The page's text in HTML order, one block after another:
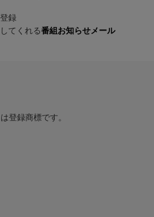
録
てくれる番組お知らせメール
登録商標です。